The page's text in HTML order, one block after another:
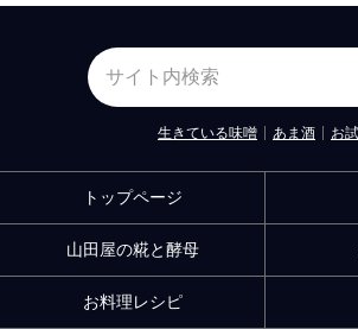
生きている味噌 あま酒 お
トップページ
山田屋の糀と酵母
お料理レシピ